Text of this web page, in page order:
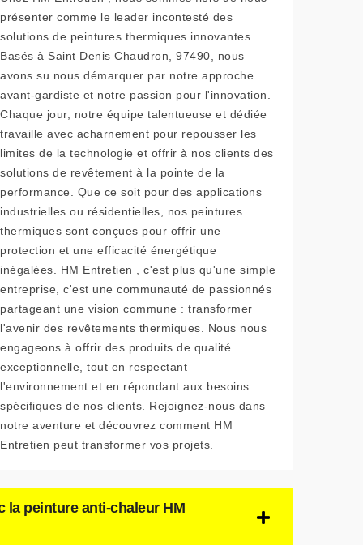
présenter comme le leader incontesté des
solutions de peintures thermiques innovantes.
Basés à Saint Denis Chaudron, 97490, nous
avons su nous démarquer par notre approche
avant-gardiste et notre passion pour l'innovation.
Chaque jour, notre équipe talentueuse et dédiée
travaille avec acharnement pour repousser les
limites de la technologie et offrir à nos clients des
solutions de revêtement à la pointe de la
performance. Que ce soit pour des applications
industrielles ou résidentielles, nos peintures
thermiques sont conçues pour offrir une
protection et une efficacité énergétique
inégalées. HM Entretien , c'est plus qu'une simple
entreprise, c'est une communauté de passionnés
partageant une vision commune : transformer
l'avenir des revêtements thermiques. Nous nous
engageons à offrir des produits de qualité
exceptionnelle, tout en respectant
l'environnement et en répondant aux besoins
spécifiques de nos clients. Rejoignez-nous dans
notre aventure et découvrez comment HM
Entretien peut transformer vos projets.
la peinture anti-chaleur HM